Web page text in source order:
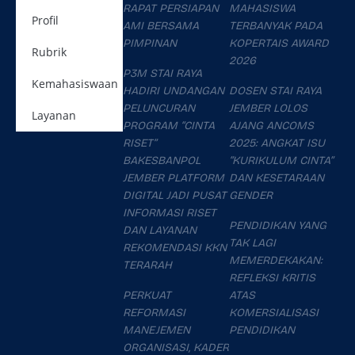
Profil
Rubrik
Kemahasiswaan
Layanan
RAPAT PERSIAPAN
AMI BERSAMA
PIMPINAN
P3M STAI RAYA
HADIRI UNDANGAN
PELUNCURAN
PROGRAM “CINTA
RISET”
BAKESBANPOL
JEMBER PLATFORM
DIGITAL JADI PUSAT
INFORMASI RISET
DAN LAYANAN
REKOMENDASI KKN
TERARAH
PERKUAT
REFORMASI
MANEJEMEN
ORGANISASI, KADER
MAHASISWA
TERBANYAK PADA
KOPERTAIS AWARD
2026
DOSEN STAI RAYA
JEMBER LOLOS
AJANG ANCOMS
2025: ANGKAT ISU
“KURIKULUM CINTA”
DAN KESETARAAN
GENDER
PENDIDIKAN YANG
TAK LAGI
MEMERDEKAKAN:
REFLEKSI KRITIS
ATAS
KOMERSIALISASI
PENDIDIKAN